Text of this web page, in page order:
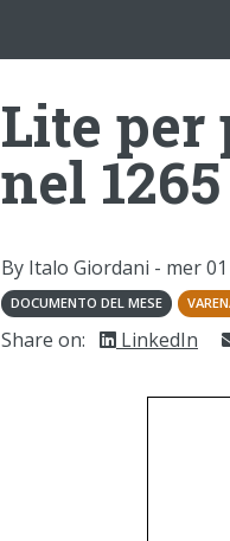
Lite per
nel 1265
By Italo Giordani - mer
DOCUMENTO DEL MESE
Share on: LinkedIn